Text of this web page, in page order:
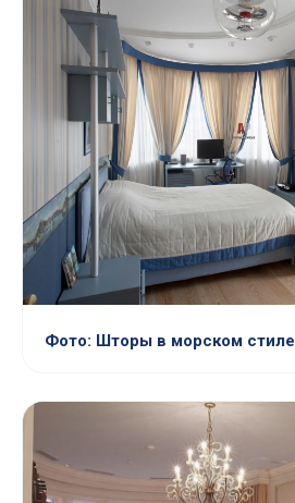
Фото: Шторы в морском стиле